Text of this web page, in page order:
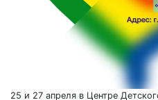
25 и 27 апреля в Центре